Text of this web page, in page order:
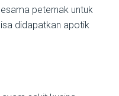
peternak untuk
didapatkan apotik